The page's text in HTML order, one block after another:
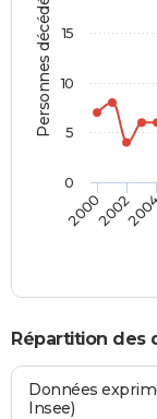
Personnes décédées
20002002
0
5
10
15
Répartition des
Données
Insee)